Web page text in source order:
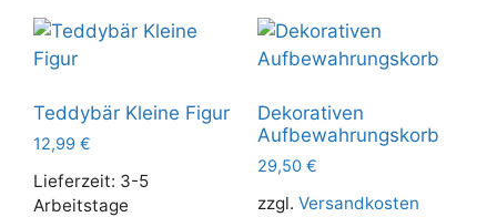
Teddybär Kleine Figur
12,99 €
Lieferzeit: 3-5
Arbeitstage
Dekorativen
Aufbewahrungskorb
29,50 €
zzgl. Versandkosten